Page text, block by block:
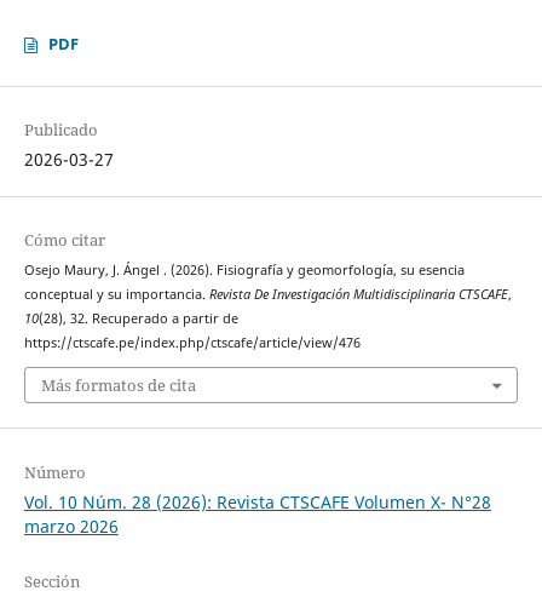
PDF
Publicado
2026-03-27
Cómo citar
Osejo Maury, J. Ángel . (2026). Fisiografía y geomorfología, su esencia
conceptual y su importancia. Revista De Investigación Multidisciplinaria CTSCAFE,
10(28), 32. Recuperado a partir de
https://ctscafe.pe/index.php/ctscafe/article/view/476
Más formatos de cita
Número
Vol. 10 Núm. 28 (2026): Revista CTSCAFE Volumen X- N°28
marzo 2026
Sección